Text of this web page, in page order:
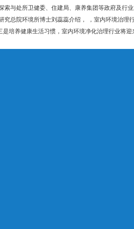
与处所卫健委、住建局、康养集团等政府及行
总院环境所博士刘蕊蕊介绍， ，室内环境治理
培养健康生活习惯，室内环境净化治理行业将